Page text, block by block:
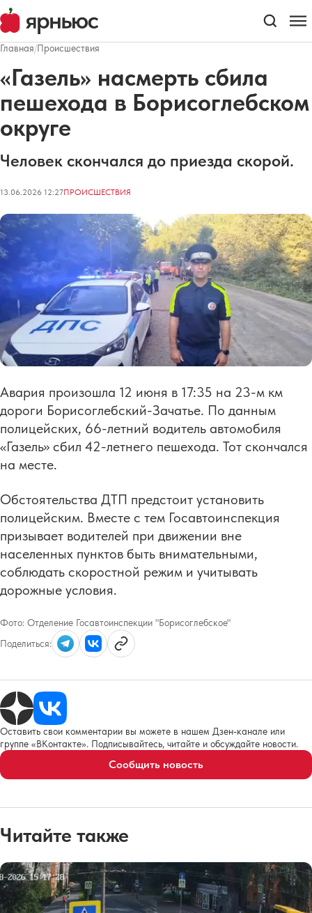
Главная/Происшествия
«Газель» насмерть сбила
пешехода в Борисоглебском
округе
Человек скончался до приезда скорой.
13.06.2026 12:27ПРОИСШЕСТВИЯ
Авария произошла 12 июня в 17:35 на 23-м км
дороги Борисоглебский-Зачатье. По данным
полицейских, 66-летний водитель автомобиля
«Газель» сбил 42-летнего пешехода. Тот скончался
на месте.
Обстоятельства ДТП предстоит установить
полицейским. Вместе с тем Госавтоинспекция
призывает водителей при движении вне
населенных пунктов быть внимательными,
соблюдать скоростной режим и учитывать
дорожные условия.
Фото: Отделение Госавтоинспекции "Борисоглебское"
Поделиться:
Оставить свои комментарии вы можете в нашем Дзен-канале или
группе «ВКонтакте». Подписывайтесь, читайте и обсуждайте новости.
Сообщить новость
Читайте также